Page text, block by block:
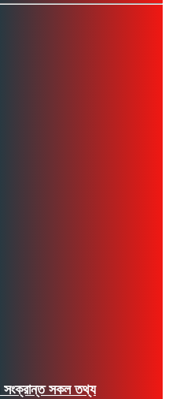
সংক্রান্ত সকল তথ্য